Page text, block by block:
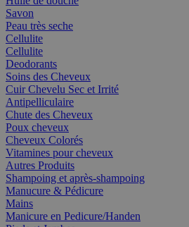
Savon
Peau très seche
Cellulite
Cellulite
Deodorants
Soins des Cheveux
Cuir Chevelu Sec et Irrité
Antipelliculaire
Chute des Cheveux
Poux cheveux
Cheveux Colorés
Vitamines pour cheveux
Autres Produits
Shampoing et après-shampoing
Manucure & Pédicure
Mains
Manicure en Pedicure/Handen